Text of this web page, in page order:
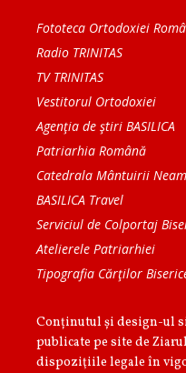
Fototeca Ortodoxiei
Radio TRINITAS
TV TRINITAS
Vestitorul Ortodoxiei
Agenţia de ştiri BASILICA
Patriarhia Română
Catedrala Mântuirii
BASILICA Travel
Serviciul de Colportaj
Atelierele Patriarhiei
Tipografia Cărţilor
Conținutul și design-ul
publicate pe site de
dispoziţiile legale în